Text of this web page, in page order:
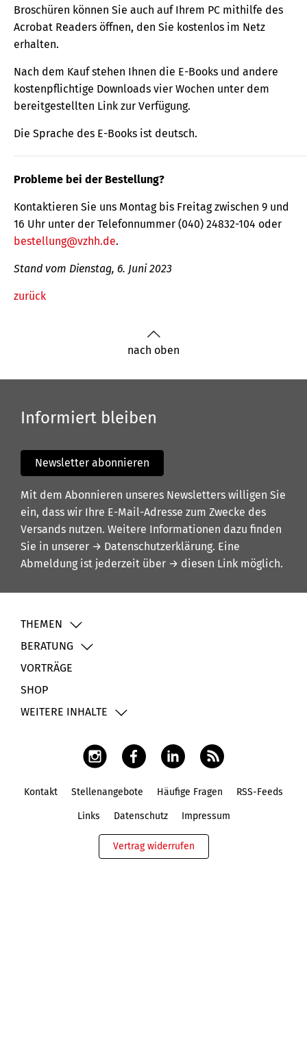
Broschüren können Sie auch auf Ihrem PC mithilfe des
Acrobat Readers öffnen, den Sie kostenlos im Netz
erhalten.
Nach dem Kauf stehen Ihnen die E-Books und andere
kostenpflichtige Downloads vier Wochen unter dem
bereitgestellten Link zur Verfügung.
Die Sprache des E-Books ist deutsch.
Probleme bei der Bestellung?
Kontaktieren Sie uns Montag bis Freitag zwischen 9 und
16 Uhr unter der Telefonnummer (040) 24832-104 oder
bestellung@vzhh.de.
Stand vom Dienstag, 6. Juni 2023
zurück
nach oben
Informiert bleiben
Newsletter abonnieren
Mit dem Abonnieren unseres Newsletters willigen Sie
ein, dass wir Ihre E-Mail-Adresse zum Zwecke des
Versands nutzen. Weitere Informationen dazu finden
Sie in unserer → Datenschutzerklärung. Eine
Abmeldung ist jederzeit über → diesen Link möglich.
THEMEN
BERATUNG
VORTRÄGE
SHOP
WEITERE INHALTE
Kontakt Stellenangebote Häufige Fragen RSS-Feeds
Links Datenschutz Impressum
Vertrag widerrufen